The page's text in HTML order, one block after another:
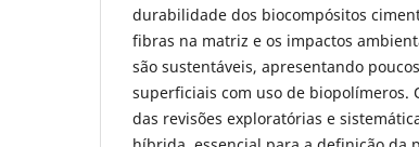
durabilidade dos biocompósitos
fibras na matriz e os impactos
são sustentáveis, apresentando
superficiais com uso de biopolímeros.
das revisões exploratórias e